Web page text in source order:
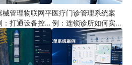
械管理物联网平
：打通设备控
态采集与远程运
医疗门诊管理系统案
例：连锁诊所如何实现
多门店协同运营